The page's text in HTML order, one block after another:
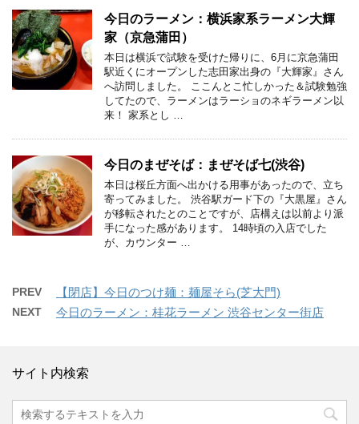
今日のラーメン：横浜家系ラーメン大輝
家（京急蒲田）
本日は横浜で試験を受けた帰りに、6月に京急蒲田
駅近くにオープンした志田家出身の『大輝家』さん
へ訪問しました。 ここんとこ忙しかった＆試験勉強
してたので、ラーメンはラーショのネギラーメン以
来！ 家系とし …
今日のまぜそば：まぜそば七(渋谷)
本日は桜丘方面へ出かける用事があったので、立ち
寄ってみました。 渋谷駅ガード下の『大黒屋』さん
が移転されたとのことですが、店構えは以前より派
手になった感があります。 14時頃の入店でした
が、カウンター …
PREV 【閉店】今日のつけ麺：麺屋そら(芝大門)
NEXT 今日のラーメン：桂花ラーメン 渋谷センター街店
サイト内検索